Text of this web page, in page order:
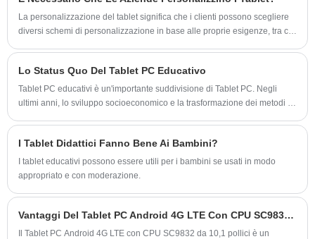
al nichel-cadmio/nichel-idrogeno e batterie al litio. Prima, gli smartphone
erano fondamentalmente dotati di batterie al nichel-cadmio e al nichel-
completa per attivare la batteria, in modo da ottimizzare le prestazioni
della batteria. Ma ora gli smartphone sul mercato sono
fondamentalmente dotati di batterie al litio. A differenza delle batterie al
memoria e non necessitano di essere attivate, quindi la carica e la
scarica multipla sono ridondanti.
La personalizzazione del tablet significa che i clienti possono scegliere
diversi schemi di personalizzazione in base alle proprie esigenze, tra cui
aziende personalizzino i tablet?
Lo Status Quo Del Tablet PC Educativo
Tablet PC educativi è un'importante suddivisione di Tablet PC. Negli
ultimi anni, lo sviluppo socioeconomico e la trasformazione dei metodi di
mantenuto un tasso di crescita elevato e l’epidemia di COVID-19
all’inizio del 2020 si sta ancora diffondendo a livello globale. L’istruzione
ha avuto un certo impatto, spingendo l’istruzione online sulla corsia di
I Tablet Didattici Fanno Bene Ai Bambini?
I tablet educativi possono essere utili per i bambini se usati in modo
appropriato e con moderazione.
Vantaggi Del Tablet PC Android 4G LTE Con CPU SC9832 Da 10,1 Pollici
Il Tablet PC Android 4G LTE con CPU SC9832 da 10,1 pollici è un